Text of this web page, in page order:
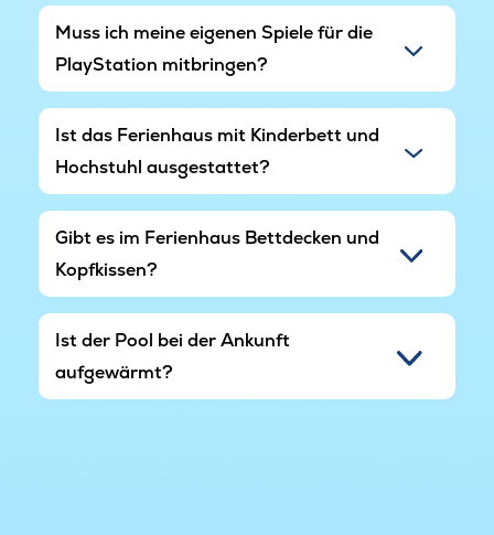
Muss ich meine eigenen Spiele für die
PlayStation mitbringen?
Ist das Ferienhaus mit Kinderbett und
Hochstuhl ausgestattet?
Gibt es im Ferienhaus Bettdecken und
Kopfkissen?
Ist der Pool bei der Ankunft
aufgewärmt?